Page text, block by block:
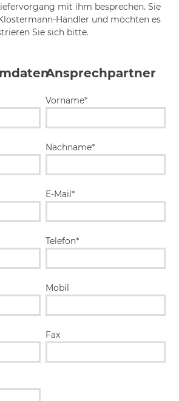
mit ihm besprechen. Sie
Händler und möchten es
Sie sich bitte.
Ansprechpartner
Vorname*
Nachname*
E-Mail*
Telefon*
Mobil
Fax